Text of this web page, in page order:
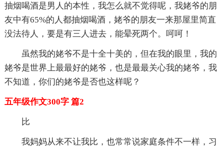
抽烟喝酒是男人的本性，我怎么就不觉得呢，我姥爷的朋
友中有65%的人都抽烟喝酒，姥爷的朋友一来那屋里简直
没法待人，要是有三人进去，能晕死两个。呵呵！
虽然我的姥爷不是十全十美的，但在我的眼里，我的
姥爷是世界上最最好的姥爷，也是最最关心我的姥爷，我
不知道，你们的姥爷是否也这样呢？
五年级作文300字 篇2
比
我妈妈从来不让我比，也常常说家庭条件不一样，习